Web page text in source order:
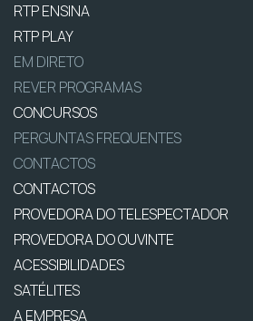
RTP ENSINA
RTP PLAY
EM DIRETO
REVER PROGRAMAS
CONCURSOS
PERGUNTAS FREQUENTES
CONTACTOS
CONTACTOS
PROVEDORA DO TELESPECTADOR
PROVEDORA DO OUVINTE
ACESSIBILIDADES
SATÉLITES
A EMPRESA